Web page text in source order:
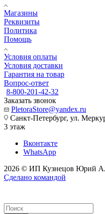
Магазины
Реквизиты
Политика
Помощь
Условия оплаты
Условия доставки
Гарантия на товар
Вопрос-ответ
8-800-201-42-32
Заказать звонок
PletoraStore@yandex.ru
Санкт-Петербург, ул.
3 этаж
Вконтакте
WhatsApp
2026 © ИП Кузнецов Юрий
Сделано командой